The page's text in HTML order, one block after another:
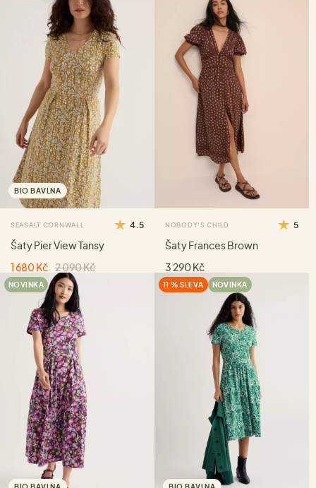
BIO BAVLNA
SEASALT CORNWALL 4.5
Šaty Pier View Tansy
1 680 Kč 2 090 Kč
NOBODY'S CHILD 5
Šaty Frances Brown
3 290 Kč
NOVINKA 11 % SLEVA NOVINKA